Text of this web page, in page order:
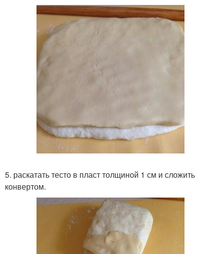
5. раскатать тесто в пласт толщиной 1 см и сложить
конвертом.